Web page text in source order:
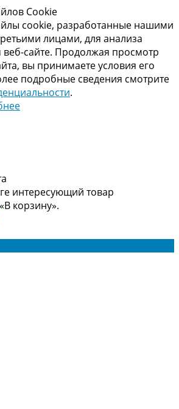
Cookie
cookie, разработанные нашими
лицами, для анализа
сайте. Продолжая просмотр
вы принимаете условия его
подробные сведения смотрите
.
интересующий товар
корзину».